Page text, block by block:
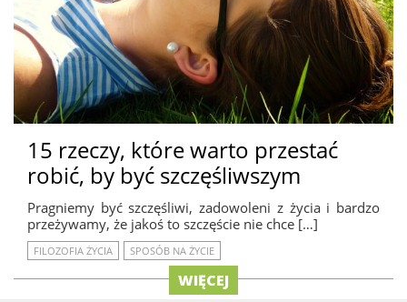
15 rzeczy, które warto przestać
robić, by być szczęśliwszym
Pragniemy być szczęśliwi, zadowoleni z życia i bardzo
przeżywamy, że jakoś to szczęście nie chce […]
FILOZOFIA ŻYCIA SPOSÓB NA ŻYCIE
WIĘCEJ